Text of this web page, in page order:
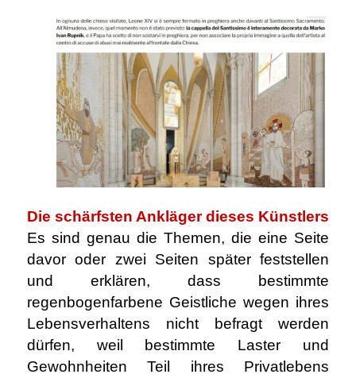
Die schärfsten Ankläger dieses Künstlers
Es sind genau die Themen, die eine Seite
davor oder zwei Seiten später feststellen
und erklären, dass bestimmte
regenbogenfarbene Geistliche wegen ihres
Lebensverhaltens nicht befragt werden
dürfen, weil bestimmte Laster und
Gewohnheiten Teil ihres Privatlebens